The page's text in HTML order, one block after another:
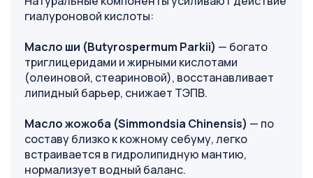
гиалуроновой кислоты:
Масло ши (Butyrospermum Parkii) — богато
триглицеридами и жирными кислотами
(олеиновой, стеариновой), восстанавливает
липидный барьер, снижает ТЭПВ.
Масло жожоба (Simmondsia Chinensis) — по
составу близко к кожному себуму, легко
встраивается в гидролипидную мантию,
нормализует водный баланс.